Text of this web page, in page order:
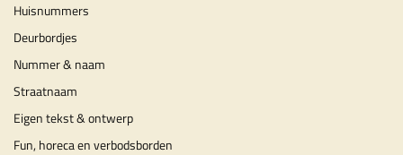
Huisnummers
Deurbordjes
Nummer & naam
Straatnaam
Eigen tekst & ontwerp
Fun, horeca en verbodsborden